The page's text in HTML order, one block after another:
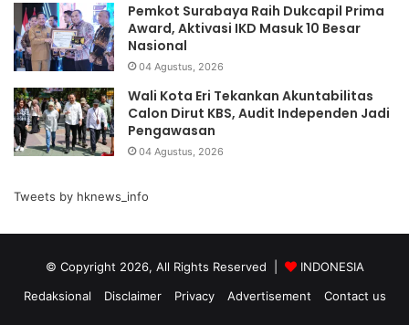
Pemkot Surabaya Raih Dukcapil Prima
Award, Aktivasi IKD Masuk 10 Besar
Nasional
04 Agustus, 2026
Wali Kota Eri Tekankan Akuntabilitas
Calon Dirut KBS, Audit Independen Jadi
Pengawasan
04 Agustus, 2026
Tweets by hknews_info
© Copyright 2026, All Rights Reserved |
INDONESIA
Redaksional
Disclaimer Privacy Advertisement Contact us